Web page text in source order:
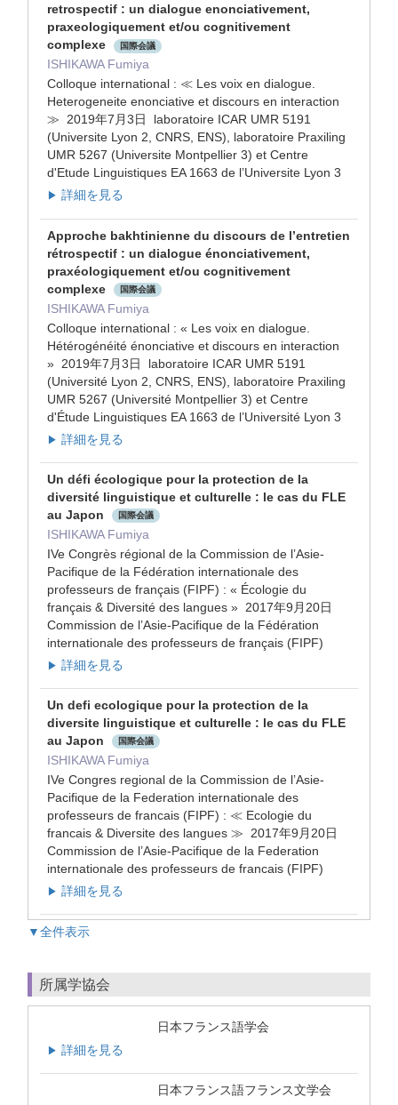
retrospectif : un dialogue enonciativement,
praxeologiquement et/ou cognitivement
complexe
国際会議
ISHIKAWA Fumiya
Colloque international : ≪ Les voix en dialogue.
Heterogeneite enonciative et discours en interaction
≫ 2019年7月3日 laboratoire ICAR UMR 5191
(Universite Lyon 2, CNRS, ENS), laboratoire Praxiling
UMR 5267 (Universite Montpellier 3) et Centre
d'Etude Linguistiques EA 1663 de l’Universite Lyon 3
▶ 詳細を見る
Approche bakhtinienne du discours de l’entretien
rétrospectif : un dialogue énonciativement,
praxéologiquement et/ou cognitivement
complexe
国際会議
ISHIKAWA Fumiya
Colloque international : « Les voix en dialogue.
Hétérogénéité énonciative et discours en interaction
» 2019年7月3日 laboratoire ICAR UMR 5191
(Université Lyon 2, CNRS, ENS), laboratoire Praxiling
UMR 5267 (Université Montpellier 3) et Centre
d'Étude Linguistiques EA 1663 de l’Université Lyon 3
▶ 詳細を見る
Un défi écologique pour la protection de la
diversité linguistique et culturelle : le cas du FLE
au Japon
国際会議
ISHIKAWA Fumiya
IVe Congrès régional de la Commission de l’Asie-
Pacifique de la Fédération internationale des
professeurs de français (FIPF) : « Écologie du
français & Diversité des langues » 2017年9月20日
Commission de l’Asie-Pacifique de la Fédération
internationale des professeurs de français (FIPF)
▶ 詳細を見る
Un defi ecologique pour la protection de la
diversite linguistique et culturelle : le cas du FLE
au Japon
国際会議
ISHIKAWA Fumiya
IVe Congres regional de la Commission de l’Asie-
Pacifique de la Federation internationale des
professeurs de francais (FIPF) : ≪ Ecologie du
francais & Diversite des langues ≫ 2017年9月20日
Commission de l’Asie-Pacifique de la Federation
internationale des professeurs de francais (FIPF)
▶ 詳細を見る
▼全件表示
所属学協会
日本フランス語学会
▶ 詳細を見る
日本フランス語フランス文学会